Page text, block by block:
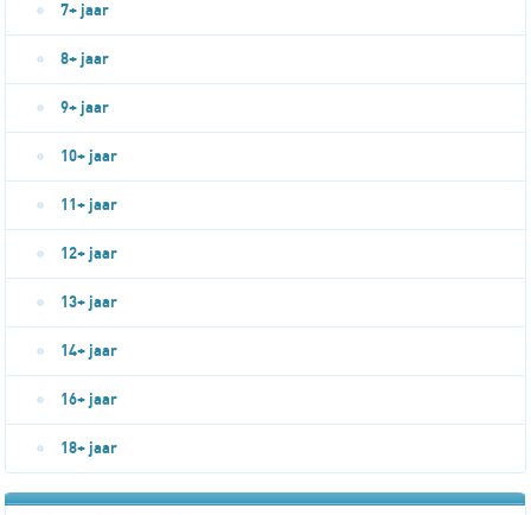
7+ jaar
8+ jaar
9+ jaar
10+ jaar
11+ jaar
12+ jaar
13+ jaar
14+ jaar
16+ jaar
18+ jaar